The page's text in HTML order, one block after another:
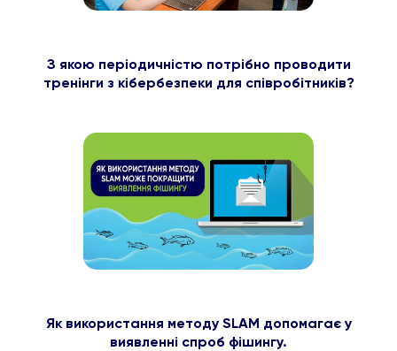
З якою періодичністю потрібно проводити
тренінги з кібербезпеки для співробітників?
Як використання методу SLAM допомагає у
виявленні спроб фішингу.